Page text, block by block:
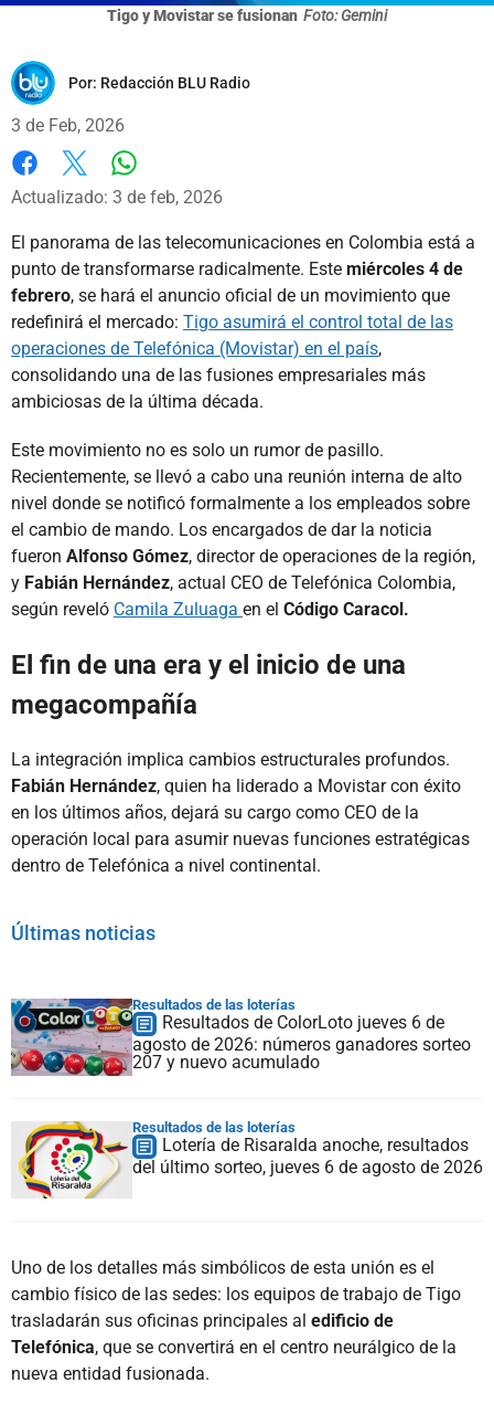
Tigo y Movistar se fusionan Foto: Gemini
Por: Redacción BLU Radio
3 de Feb, 2026
Facebook
X
Actualizado: 3 de feb, 2026
El panorama de las telecomunicaciones en Colombia está a
punto de transformarse radicalmente. Este miércoles 4 de
febrero, se hará el anuncio oficial de un movimiento que
redefinirá el mercado: Tigo asumirá el control total de las
operaciones de Telefónica (Movistar) en el país,
consolidando una de las fusiones empresariales más
ambiciosas de la última década.
Este movimiento no es solo un rumor de pasillo.
Recientemente, se llevó a cabo una reunión interna de alto
nivel donde se notificó formalmente a los empleados sobre
el cambio de mando. Los encargados de dar la noticia
fueron Alfonso Gómez, director de operaciones de la región,
y Fabián Hernández, actual CEO de Telefónica Colombia,
según reveló Camila Zuluaga en el Código Caracol.
El fin de una era y el inicio de una
megacompañía
La integración implica cambios estructurales profundos.
Fabián Hernández, quien ha liderado a Movistar con éxito
en los últimos años, dejará su cargo como CEO de la
operación local para asumir nuevas funciones estratégicas
dentro de Telefónica a nivel continental.
Últimas noticias
Resultados de las loterías
Resultados de ColorLoto jueves 6 de
agosto de 2026: números ganadores sorteo
207 y nuevo acumulado
Resultados de las loterías
Lotería de Risaralda anoche, resultados
del último sorteo, jueves 6 de agosto de 2026
Uno de los detalles más simbólicos de esta unión es el
cambio físico de las sedes: los equipos de trabajo de Tigo
trasladarán sus oficinas principales al edificio de
Telefónica, que se convertirá en el centro neurálgico de la
nueva entidad fusionada.